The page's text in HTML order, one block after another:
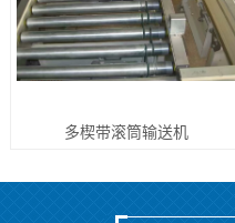
多楔带滚筒输送机